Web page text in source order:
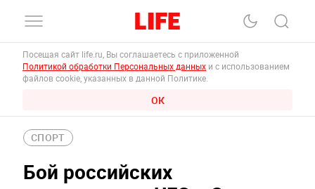
Посещая сайт life.ru, Вы соглашаетесь с приложенной
Политикой обработки Персональных данных и с использованием
файлов cookie, указанных в данной Политике.
ОК
СПОРТ
Бой российских